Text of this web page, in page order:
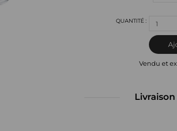
1
Vendu et